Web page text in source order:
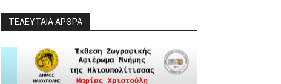
ΤΕΛΕΥΤΑΙΑ ΑΡΘΡΑ